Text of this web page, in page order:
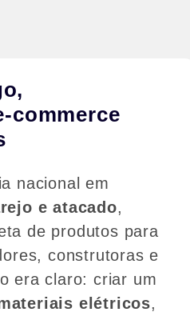
commerce
nacional em
e atacado,
de produtos para
construtoras e
era claro: criar um
elétricos,